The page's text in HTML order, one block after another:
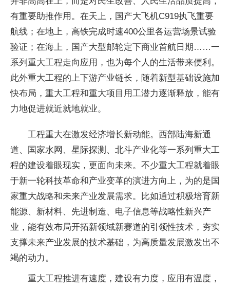
有重要助推作用。在天上，国产大飞机C919执飞重要
航线；在地上，高铁完成时速400公里各运营场景试验
验证；在海上，国产大型邮轮定下商业首航日期……一
系列重大工程走向应用，也为每个人的生活带来便利。
此外重大工程的上下游产业链长，随着新型基础设施加
快布局，重大工程和重大项目用工潜力逐渐释放，能有
力地促进就近就地就业。
工程重大在激发经济增长新动能。西部陆海新通
道、国家水网、星际探测、北斗产业化等一系列重大工
程的建设着眼现实，更面向未来。不少重大工程就着眼
于新一轮科技革命和产业变革的演进方向上，为的是国
家重大战略和未来产业发展需求。比如通过积极培育新
能源、新材料、先进制造、电子信息等战略性新兴产
业，能有效布局开拓新领域新赛道的引领性技术，夯实
支撑未来产业发展的技术基础，为高质量发展激发出不
竭的动力。
重大工程推进有速度，建设有力度，应用有温度，